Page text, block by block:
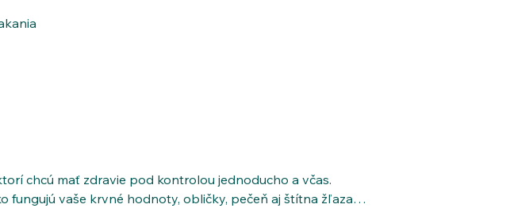
v preplnenej ambulancii.
domov a postará sa o rýchly, šetrný a presný odber – v
pečeňové testy, krvný obraz a iné),
pomôcok,
chcú mať zdravie pod kontrolou jednoducho a včas.
fungujú vaše krvné hodnoty, obličky, pečeň aj štítna žľaza.